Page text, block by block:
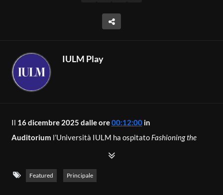
IULM Play
Il 16 dicembre 2025 dalle ore00:12:00in
Auditorium l’Università IULM ha ospitato Fashioning the
Future – Storytelling, Identity and Inclusion
internazionale.
Featured Principale